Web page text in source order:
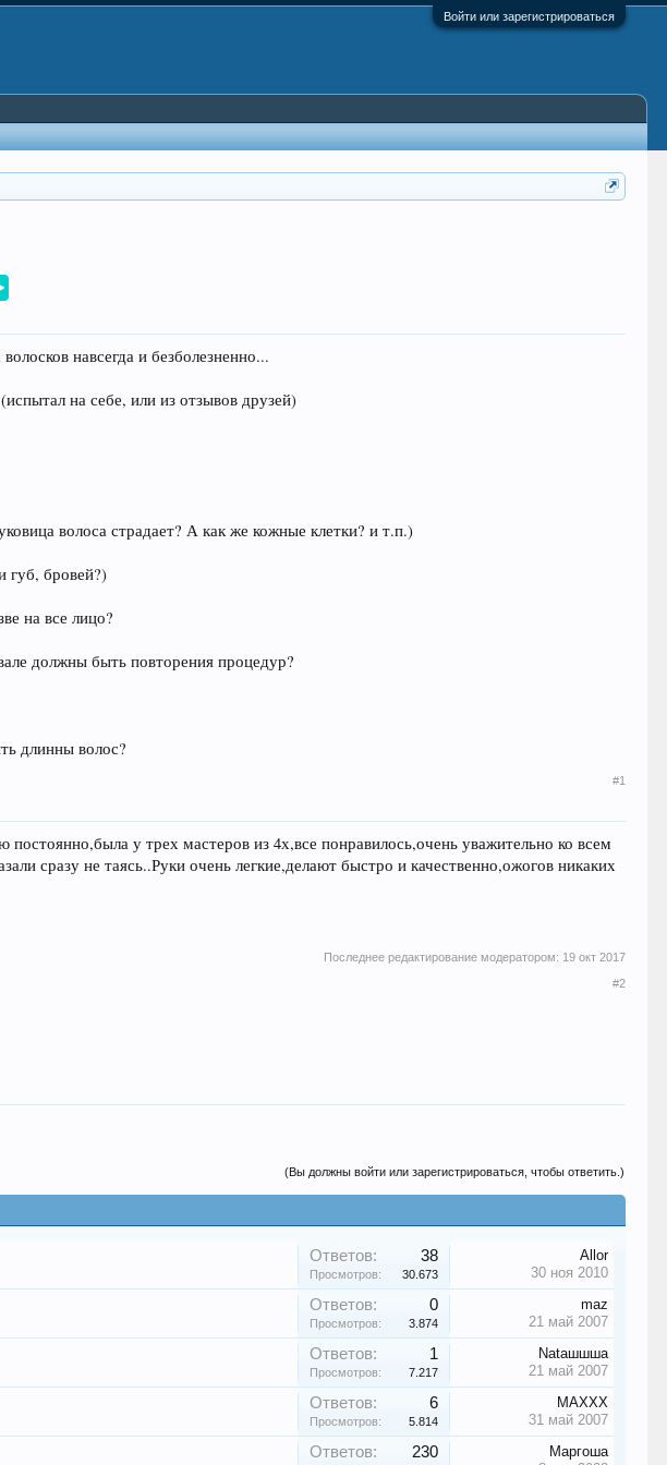
Войти или зарегистрироваться
навсегда и безболезненно...
на себе, или из отзывов друзей)
волоса страдает? А как же кожные клетки? и т.п.)
губ, бровей?)
на все лицо?
должны быть повторения процедур?
длинны волос?
#1
у трех мастеров из 4х,все понравилось,очень уважительно ко всем
сразу не таясь..Руки очень легкие,делают быстро и качественно,ожогов никаких
Последнее редактирование модератором: 19 окт 2017
#2
(Вы должны войти или зарегистрироваться, чтобы ответить.)
Ответов: 38
Просмотров: 30.673
Allor
30 ноя 2010
Ответов: 0
Просмотров: 3.874
maz
21 май 2007
Ответов: 1
Просмотров: 7.217
Nataшшшa
21 май 2007
Ответов: 6
Просмотров: 5.814
MAXXX
31 май 2007
Ответов: 230
Маргоша